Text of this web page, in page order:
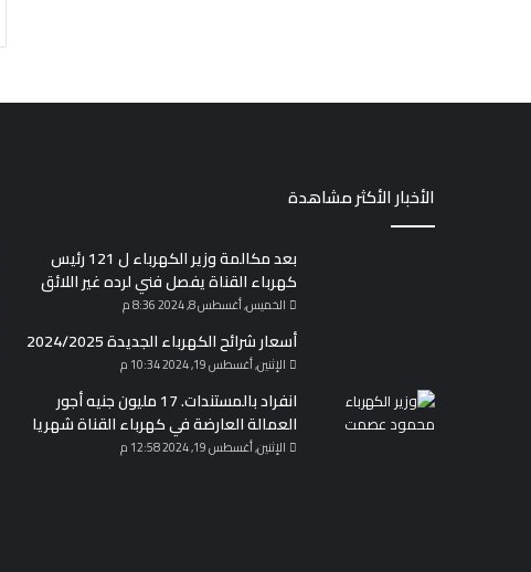
الأخبار الأكثر مشاهدة
بعد مكالمة وزير الكهرباء ل 121 رئيس
كهرباء القناة يفصل فني لرده غير اللائق
الخميس, أغسطس 8, 2024 8:36 م
أسعار شرائح الكهرباء الجديدة 2024/2025
الإثنين, أغسطس 19, 2024 10:34 م
انفراد بالمستندات. 17 مليون جنيه أجور
العمالة العارضة في كهرباء القناة شهريا
الإثنين, أغسطس 19, 2024 12:58 م